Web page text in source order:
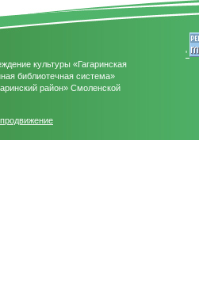
культуры «Гагаринская
библиотечная система»
район» Смоленской
продвижение
'